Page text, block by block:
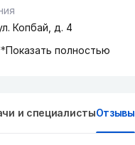
Копбай, д. 4
Показать полностью
и специалистыОтзывы